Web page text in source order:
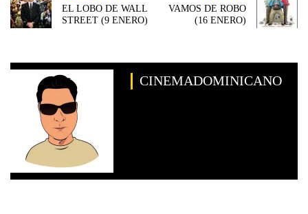
EL LOBO DE WALL
STREET (9 ENERO)
VAMOS DE ROBO
(16 ENERO)
CINEMADOMINICANO